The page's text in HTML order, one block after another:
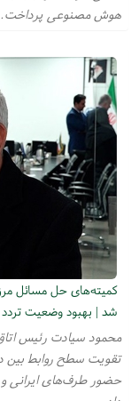
هوش مصنوعی پرداخت.
کمیته‌های حل مسائل
شد | بهبود وضعیت تردد
محمود سیادت رئیس
تقویت سطح روابط بین
حضور طرف‌های ایرانی و